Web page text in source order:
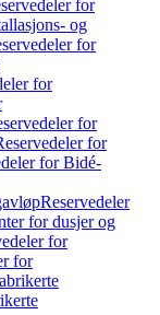
for
og
for
for
for
for
for Bidé-
Reservedeler
for dusjer og
for
for